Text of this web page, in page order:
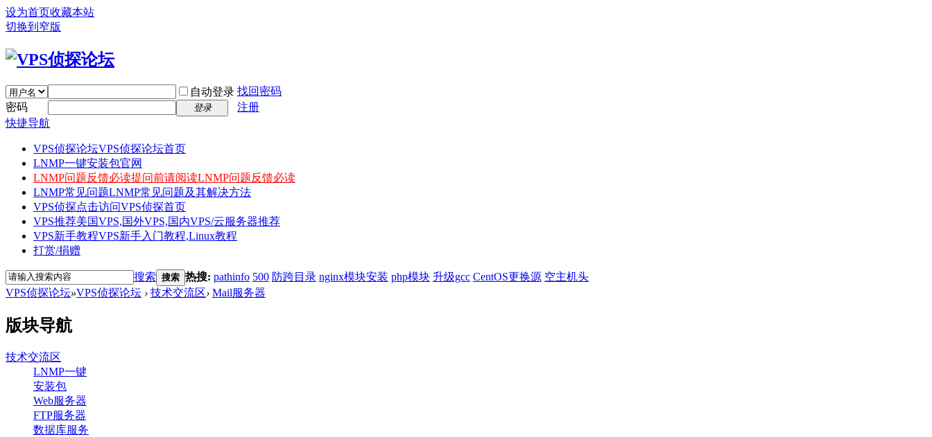
设为首页收藏本站
切换到窄版
自动登录 找回密码
密码
登录
注册
快捷导航
VPS侦探论坛VPS侦探论坛首页
LNMP一键安装包官网
LNMP问题反馈必读提问前请阅读LNMP问题反馈必读
LNMP常见问题LNMP常见问题及其解决方法
VPS侦探点击访问VPS侦探首页
VPS推荐美国VPS,国外VPS,国内VPS/云服务器推荐
VPS新手教程VPS新手入门教程,Linux教程
打赏/捐赠
搜索 搜索 热搜: pathinfo 500 防跨目录 nginx模块安装 php模块 升级gcc CentOS更换源 空主机头
VPS侦探论坛»VPS侦探论坛 › 技术交流区› Mail服务器
版块导航
技术交流区
LNMP一键
安装包
Web服务器
FTP服务器
数据库服务